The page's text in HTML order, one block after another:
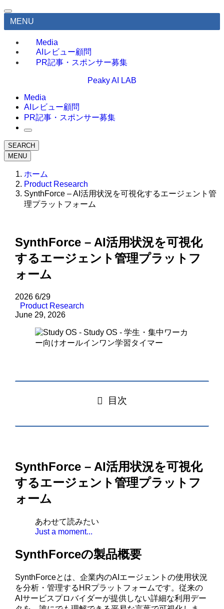
MENU
Media
AIレビュー顧問
PR記事・スポンサー募集
Peaky AI LAB
Media
AIレビュー顧問
PR記事・スポンサー募集
SEARCH
MENU
ホーム
Product Research
SynthForce – AI活用状況を可視化するエージェント管
理プラットフォーム
SynthForce – AI活用状況を可視化
するエージェント管理プラットフ
ォーム
2026 6/29
Product Research
June 29, 2026
目次
SynthForce – AI活用状況を可視化
するエージェント管理プラットフ
ォーム
あわせて読みたい
Just a moment...
SynthForceの製品概要
SynthForceとは、企業内のAIエージェントの使用状況
を分析・管理するHRプラットフォームです。従来の
AIサービスプロバイダーが提供しない詳細な利用デー